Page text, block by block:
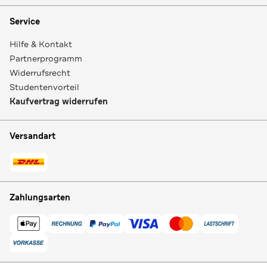
Service
Hilfe & Kontakt
Partnerprogramm
Widerrufsrecht
Studentenvorteil
Kaufvertrag widerrufen
Versandart
Zahlungsarten